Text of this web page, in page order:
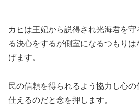
カヒは王妃から説得され光海君を守
る決心をするが側室になるつもり
げます。
民の信頼を得られるよう協力し心
仕えるのだと念を押します。